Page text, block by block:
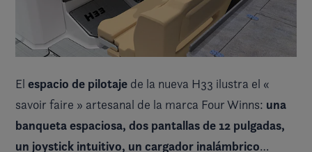
El espacio de pilotaje de la nueva H33 ilustra el «
savoir faire » artesanal de la marca Four Winns: una
banqueta espaciosa, dos pantallas de 12 pulgadas,
un joystick intuitivo, un cargador inalámbrico…